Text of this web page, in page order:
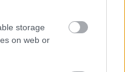
storage
on web or
szerepelt az
előadása, melynek
József Színház
Egyetem